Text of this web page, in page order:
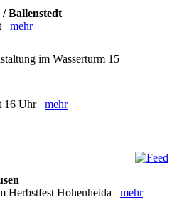
Ballenstedt
mehr
im Wasserturm 15
16 Uhr mehr
Herbstfest Hohenheida mehr